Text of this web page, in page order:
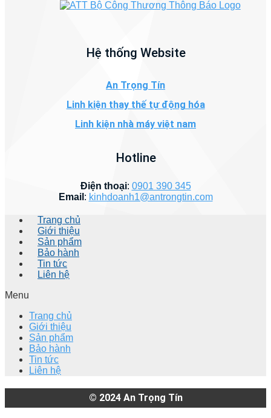
Hệ thống Website
An Trọng Tín
Linh kiện thay thế tự động hóa
Linh kiện nhà máy việt nam
Hotline
Điện thoại: 0901 390 345
Email : kinhdoanh1@antrongtin.com
Trang chủ
Giới thiệu
Sản phẩm
Bảo hành
Tin tức
Liên hệ
Menu
Trang chủ
Giới thiệu
Sản phẩm
Bảo hành
Tin tức
Liên hệ
© 2024 An Trọng Tín